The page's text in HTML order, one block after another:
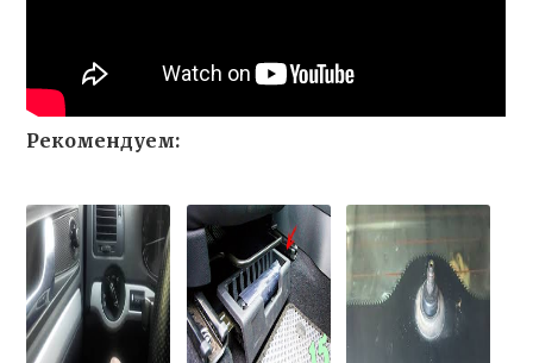
Рекомендуем: